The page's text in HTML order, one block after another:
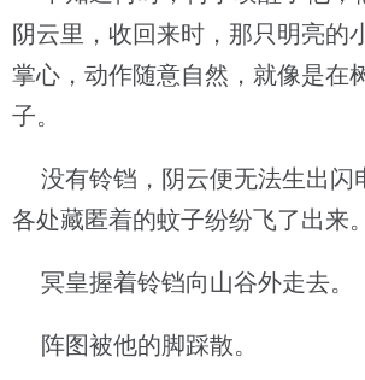
阴云里，收回来时，那只明亮的
掌心，动作随意自然，就像是在
子。
没有铃铛，阴云便无法生出闪
各处藏匿着的蚊子纷纷飞了出来。
冥皇握着铃铛向山谷外走去。
阵图被他的脚踩散。